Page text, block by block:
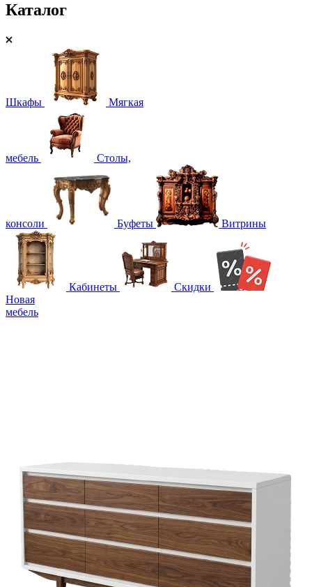
Каталог
Шкафы Мягкая
мебель Столы,
консоли Буфеты Витрины
Кабинеты
Скидки
Новая
мебель